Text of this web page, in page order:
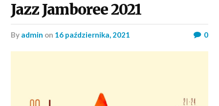
Jazz Jamboree 2021
by admin on 16 października, 2021 0